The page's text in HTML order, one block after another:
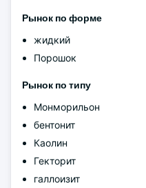
Рынок по форме
жидкий
Порошок
Рынок по типу
Монморильон
бентонит
Каолин
Гекторит
галлоизит